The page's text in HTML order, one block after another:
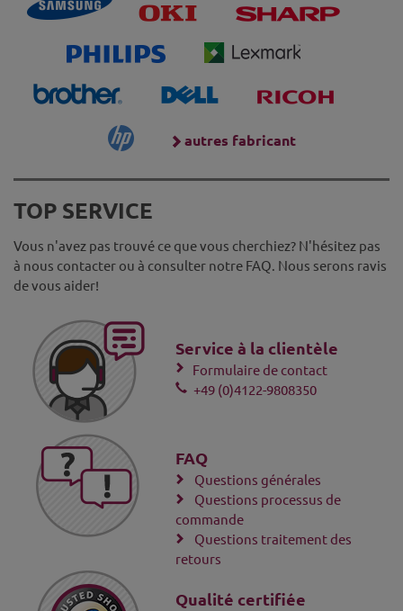
autres fabricant
TOP SERVICE
Vous n'avez pas trouvé ce que vous cherchiez? N'hésitez pas
à nous contacter ou à consulter notre FAQ. Nous serons ravis
de vous aider!
Service à la clientèle
Formulaire de contact
+49 (0)4122-9808350
FAQ
Questions générales
Questions processus de
commande
Questions traitement des
retours
Qualité certifiée